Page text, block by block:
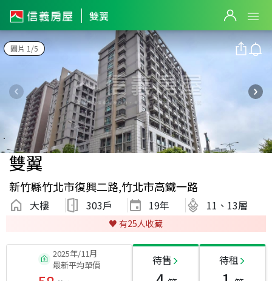
雙翼
圖片 1/5
雙翼
新竹縣竹北市復興二路,竹北市高鐵一路
大樓 303戶 19年 11、13層
♥️ 有25人收藏
2025年/11月
最新平均單價
待售 待租